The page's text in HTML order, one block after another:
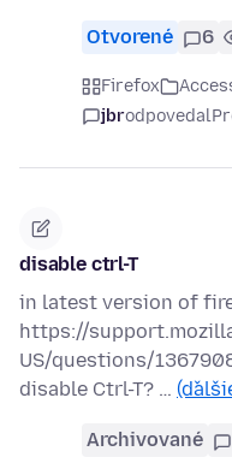
Otvorené 6
Firefox
jbrodpovedal
disable ctrl-T
in latest version of
https://
US/questions/
disable Ctrl-T? …
Archivované